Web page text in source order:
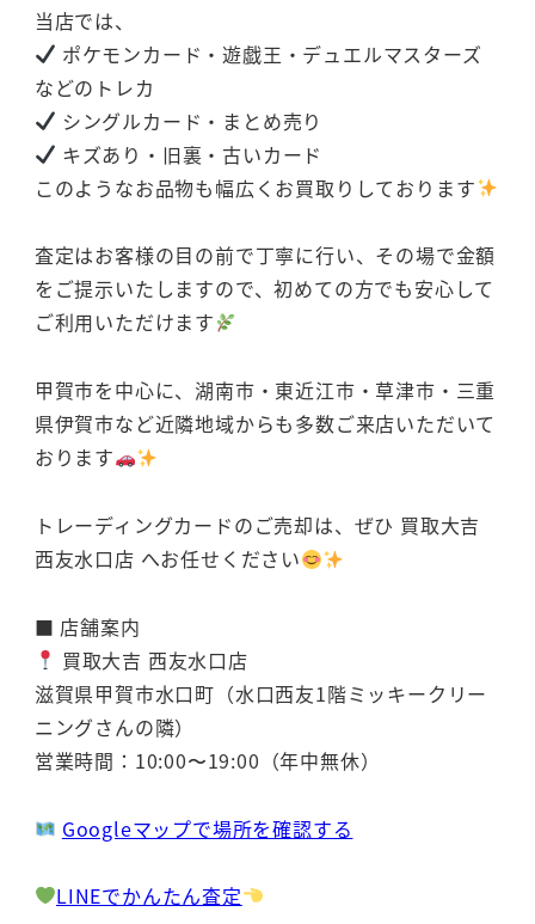
当店では、
ポケモンカード・遊戯王・デュエルマスターズ
などのトレカ
シングルカード・まとめ売り
キズあり・旧裏・古いカード
このようなお品物も幅広くお買取りしております
査定はお客様の目の前で丁寧に行い、その場で金額
をご提示いたしますので、初めての方でも安心して
ご利用いただけます
甲賀市を中心に、湖南市・東近江市・草津市・三重
県伊賀市など近隣地域からも多数ご来店いただいて
おります
トレーディングカードのご売却は、ぜひ 買取大吉
西友水口店 へお任せください
■ 店舗案内
買取大吉 西友水口店
滋賀県甲賀市水口町（水口西友1階ミッキークリー
ニングさんの隣）
営業時間：10:00〜19:00（年中無休）
Googleマップで場所を確認する
LINEでかんたん査定